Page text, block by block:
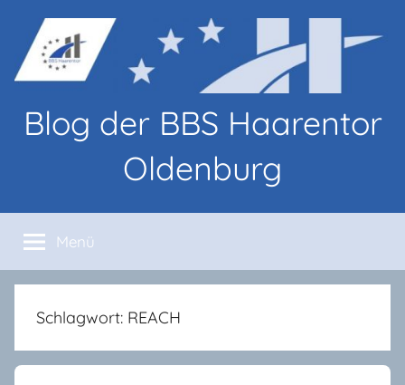
Inhalt
springen
Blog der BBS Haarentor
Oldenburg
von
Lernenden
und
Lehrenden
den
Menü
Schlagwort: REACH